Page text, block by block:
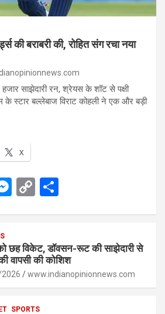
की बराबरी की, रोहित संग रचा नया
हजार साझेदारी रन, श्रेयस के शॉट से पक्षी
के स्टार बल्लेबाज विराट कोहली ने एक और बड़ी
X
M
n
g
er
C
Li
n
k
e
छह विकेट, डॉवसन-रूट की साझेदारी से
वापसी की कोशिश
www.indianopinionnews.com
SPORTS